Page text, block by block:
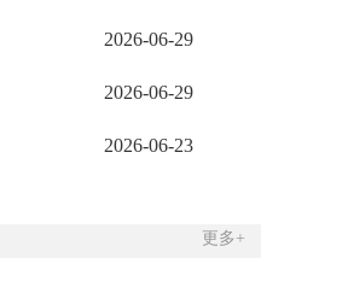
2026-06-29
2026-06-29
2026-06-23
更多+